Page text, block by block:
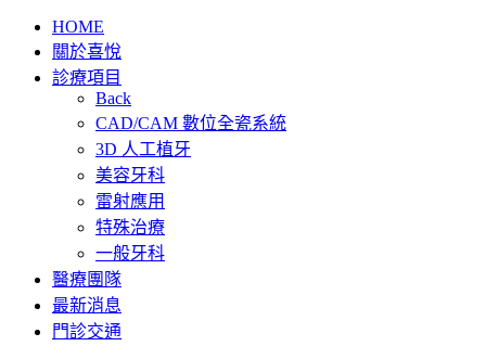
HOME
關於喜悅
診療項目
Back
CAD/CAM 數位全瓷系統
3D 人工植牙
美容牙科
雷射應用
特殊治療
一般牙科
醫療團隊
最新消息
門診交通